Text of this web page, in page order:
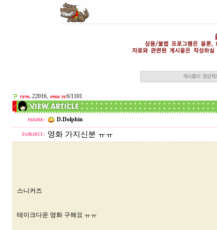
22016, 6/1101
D.Dolphin
영화 가지신분 ㅠㅠ
스니커즈
테이크다운 영화 구해요 ㅠㅠ